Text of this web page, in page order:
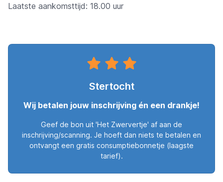
Laatste aankomsttijd: 18.00 uur
Stertocht
Wij betalen jouw inschrijving én een drankje!
Geef de bon uit 'Het Zwervertje' af aan de
inschrijving/scanning. Je hoeft dan niets te betalen en
ontvangt een gratis consumptiebonnetje (laagste
tarief).